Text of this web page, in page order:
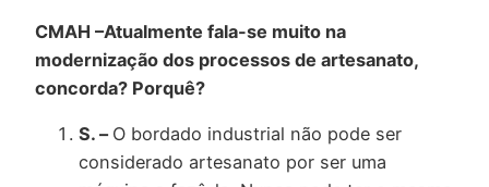
CMAH –Atualmente fala-se muito na
modernização dos processos de artesanato,
concorda? Porquê?
S. – O bordado industrial não pode ser
considerado artesanato por ser uma